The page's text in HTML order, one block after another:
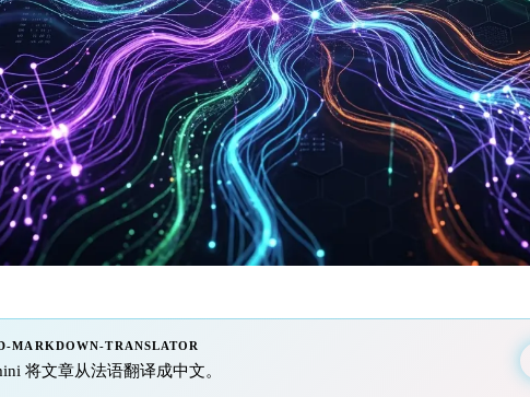
MARKDOWN-TRANSLATOR
将文章从法语翻译成中文。